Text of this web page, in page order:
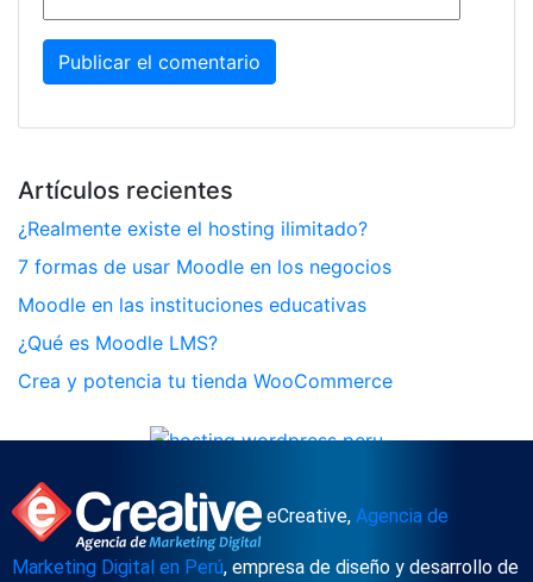
Artículos recientes
¿Realmente existe el hosting ilimitado?
7 formas de usar Moodle en los negocios
Moodle en las instituciones educativas
¿Qué es Moodle LMS?
Crea y potencia tu tienda WooCommerce
eCreative, Agencia de
Marketing Digital en Perú, empresa de diseño y desarrollo de